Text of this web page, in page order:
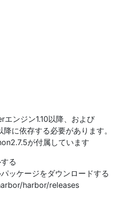
ンジン1.10以降、および
に依存する必要があります。
が付属しています
る
ッケージをダウンロードする
harbor/releases